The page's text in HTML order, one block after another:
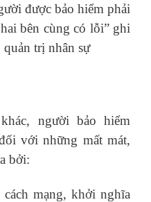
được bảo hiểm phải
bên cùng có lỗi” ghi
trị nhân sự
người bảo hiểm
với những mất mát,
bởi:
mạng, khởi nghĩa